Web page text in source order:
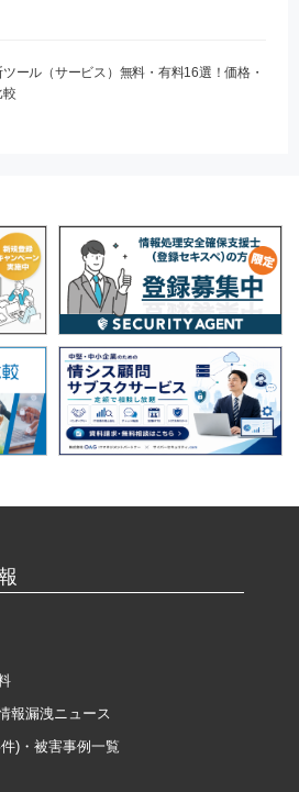
ール（サービス）無料・有料16選！価格・
較
報漏洩ニュース
)・被害事例一覧